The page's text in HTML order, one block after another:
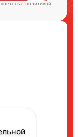
c политикой